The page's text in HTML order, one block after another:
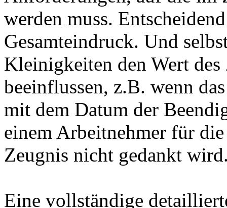
werden muss.
Gesamteindruck. Und
Kleinigkeiten den Wert des
beeinflussen, z.B. wenn
mit dem Datum der
einem Arbeitnehmer für
Zeugnis nicht gedankt
Eine vollständige